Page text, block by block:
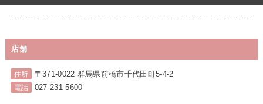
店舗
住所 〒371-0022 群馬県前橋市千代田町5-4-2
電話 027-231-5600